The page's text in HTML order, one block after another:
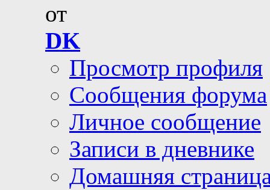
от
DK
Просмотр профиля
Сообщения форума
Личное сообщение
Записи в дневнике
Домашняя